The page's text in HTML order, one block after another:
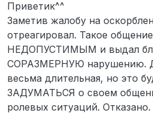
Приветик^^
Заметив жалобу на
отреагировал. Такое
НЕДОПУСТИМЫМ и выдал
СОРАЗМЕРНУЮ нарушению.
весьма длительная, но это
ЗАДУМАТЬСЯ о своем
ролевых ситуаций. Отказано.